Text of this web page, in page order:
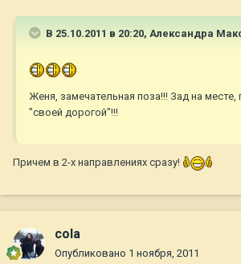
В 25.10.2011 в 20:20, Александра
Женя, замечательная поза!!! Зад на
"своей дорогой"!!!
Причем в 2-х направлениях сразу!
cola
Опубликовано 1 ноября, 2011